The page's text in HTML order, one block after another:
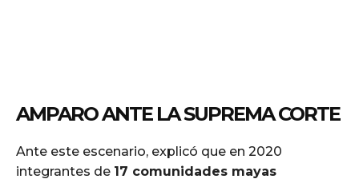
AMPARO ANTE LA SUPREMA CORTE
Ante este escenario, explicó que en 2020
integrantes de 17 comunidades mayas